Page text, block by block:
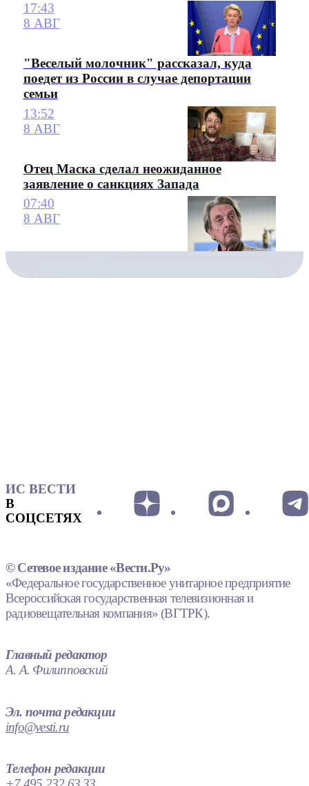
17:43
8 АВГ
"Веселый молочник" рассказал, куда
поедет из России в случае депортации
семьи
13:52
8 АВГ
Отец Маска сделал неожиданное
заявление о санкциях Запада
07:40
8 АВГ
ИС ВЕСТИ
В
СОЦСЕТЯХ
© Сетевое издание «Вести.Ру»
«Федеральное государственное унитарное предприятие
Всероссийская государственная телевизионная и
радиовещательная компания» (ВГТРК).
Главный редактор
А. А. Филипповский
Эл. почта редакции
info@vesti.ru
Телефон редакции